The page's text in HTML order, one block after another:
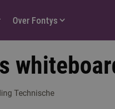
Over Fontys
Technische